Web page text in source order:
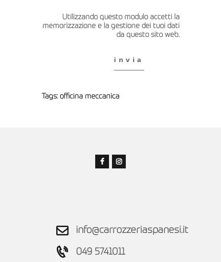
Utilizzando questo modulo accetti la
memorizzazione e la gestione dei tuoi dati
da questo sito web.
Tags: officina meccanica
info@carrozzeriaspanesi.it
049 5741011